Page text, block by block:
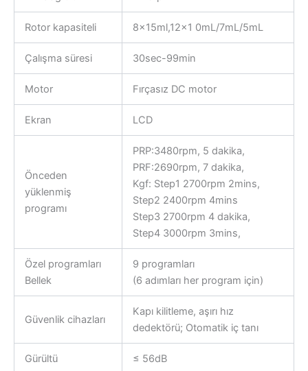
Rotor kapasiteli 8x15ml,12×1 0mL/7mL/5mL
Çalışma süresi 30sec-99min
Motor Fırçasız DC motor
Ekran LCD
Önceden
yüklenmiş
programı
PRP:3480rpm, 5 dakika,
PRF:2690rpm, 7 dakika,
Kgf: Step1 2700rpm 2mins,
Step2 2400rpm 4mins
Step3 2700rpm 4 dakika,
Step4 3000rpm 3mins,
Özel programları
Bellek
9 programları
(6 adımları her program için)
Güvenlik cihazları
Kapı kilitleme, aşırı hız
dedektörü; Otomatik iç tanı
Gürültü ≤ 56dB